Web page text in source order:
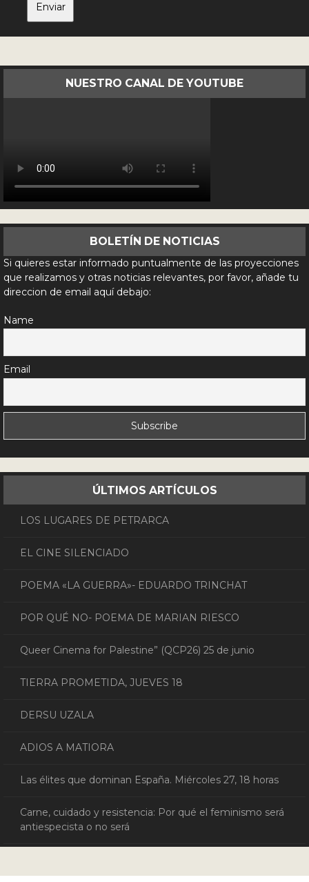
NUESTRO CANAL DE YOUTUBE
BOLETÍN DE NOTICIAS
Si quieres estar informado puntualmente de las proyecciones
que realizamos y otras noticias relevantes, por favor, añade tu
direccion de email aquí debajo:
Name
Email
ÚLTIMOS ARTÍCULOS
LOS LUGARES DE PETRARCA
EL CINE SILENCIADO
POEMA «LA GUERRA»- EDUARDO TRINCHAT
POR QUÉ NO- POEMA DE MARIAN RIESCO
Queer Cinema for Palestine” (QCP26) 25 de junio
TIERRA PROMETIDA, JUEVES 18
DERSU UZALA
ADIOS A MATIORA
Las élites que dominan España. Miércoles 27, 18 horas
Carne, cuidado y resistencia: Por qué el feminismo será
antiespecista o no será